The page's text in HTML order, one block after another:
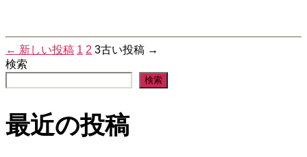
投
稿
の
← 新しい投稿 1 2 3古い投稿 →
検索
検索
最近の投稿